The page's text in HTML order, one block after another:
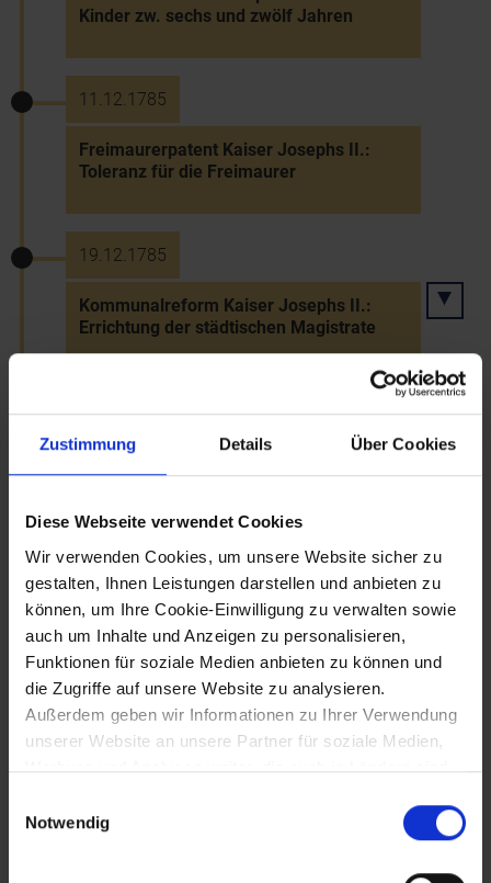
Zustimmung Details Über Cookies
Diese Webseite verwendet Cookies
Wir verwenden Cookies, um unsere Website sicher zu
gestalten, Ihnen Leistungen darstellen und anbieten zu
können, um Ihre Cookie-Einwilligung zu verwalten sowie
auch um Inhalte und Anzeigen zu personalisieren,
Funktionen für soziale Medien anbieten zu können und
die Zugriffe auf unsere Website zu analysieren.
Außerdem geben wir Informationen zu Ihrer Verwendung
unserer Website an unsere Partner für soziale Medien,
Werbung und Analysen weiter, die auch in Ländern sind,
gegeben ist, und in denen Sie Ihre Rechte uU nicht
effektiv durchsetzen können. Unsere Partner führen
diese Informationen möglicherweise mit weiteren Daten
Notwendig
Kinder zw. sechs und zwölf Jahren
11.12.1785
Freimaurerpatent Kaiser Josephs II.:
Toleranz für die Freimaurer
19.12.1785
Kommunalreform Kaiser Josephs II.:
Errichtung der städtischen Magistrate
7.12.1787
Mozart wird k.k. Kammerkomponist
Waffenstillstand von Steyr mit den
Franzosen - die Erlauf wird
Demarkationslinie
26.12.1800
Besetzung Waidhofens an der Ybbs